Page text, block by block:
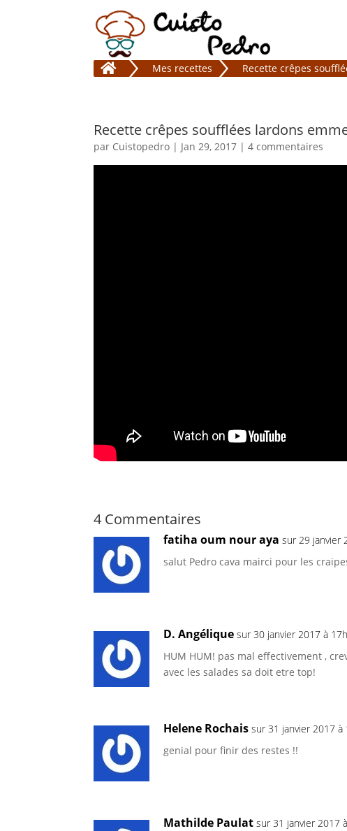
 Mes recettes Recette crêpes
Recette crêpes soufflées lardons
par Cuistopedro | Jan 29, 2017 |4 commentaires
4 Commentaires
fatiha oum nour aya sur 29 janvier
salut Pedro cava mairci pour les
D. Angélique sur 30 janvier 2017 à
HUM HUM! pas mal effectivement ,
avec les salades sa doit etre top!
Helene Rochais sur 31 janvier 2017 à
genial pour finir des restes !!
Mathilde Paulat sur 31 janvier 2017